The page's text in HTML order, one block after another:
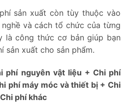
sản xuất còn tùy thuộc vào
và cách tổ chức của từng
là công thức cơ bản giúp bạn
sản xuất cho sản phẩm.
phí nguyên vật liệu + Chi phí
phí máy móc và thiết bị + Chi
phí khác